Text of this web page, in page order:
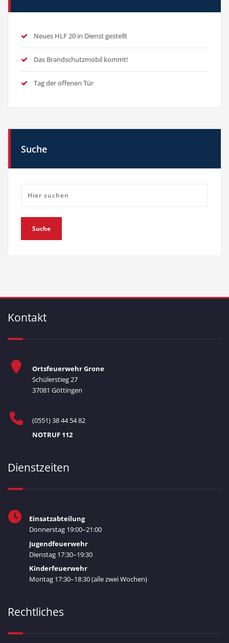
Neues HLF 20 in Dienst gestellt
Das Brandschutzmobil kommt!
Tag der offenen Tür
Suche
Kontakt
Ortsfeuerwehr Grone
Schülerstieg 27
37081 Göttingen
(0551) 38 44 54 82
NOTRUF 112
Dienstzeiten
Einsatzabteilung
Donnerstag 19:00–21:00
Jugendfeuerwehr
Dienstag 17:30–19:30
Kinderfeuerwehr
Montag 17:30–18:30 (alle zwei Wochen)
Rechtliches